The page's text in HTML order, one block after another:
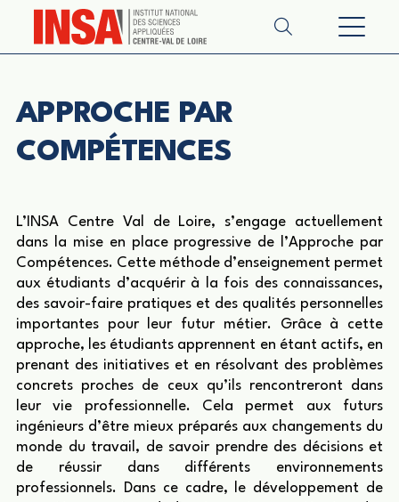
APPROCHE PAR
COMPÉTENCES
L’INSA Centre Val de Loire, s’engage actuellement
dans la mise en place progressive de l’Approche par
Compétences. Cette méthode d’enseignement permet
aux étudiants d’acquérir à la fois des connaissances,
des savoir-faire pratiques et des qualités personnelles
importantes pour leur futur métier. Grâce à cette
approche, les étudiants apprennent en étant actifs, en
prenant des initiatives et en résolvant des problèmes
concrets proches de ceux qu’ils rencontreront dans
leur vie professionnelle. Cela permet aux futurs
ingénieurs d’être mieux préparés aux changements du
monde du travail, de savoir prendre des décisions et
de réussir dans différents environnements
professionnels. Dans ce cadre, le développement de